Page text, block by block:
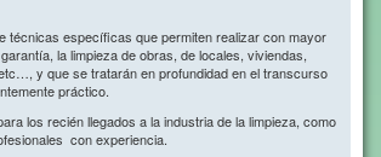
técnicas específicas que permiten realizar con mayor
la limpieza de obras, de locales, viviendas,
y que se tratarán en profundidad en el transcurso
práctico.
los recién llegados a la industria de la limpieza, como
con experiencia.